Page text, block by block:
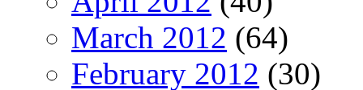
March 2012 (64)
February 2012 (30)